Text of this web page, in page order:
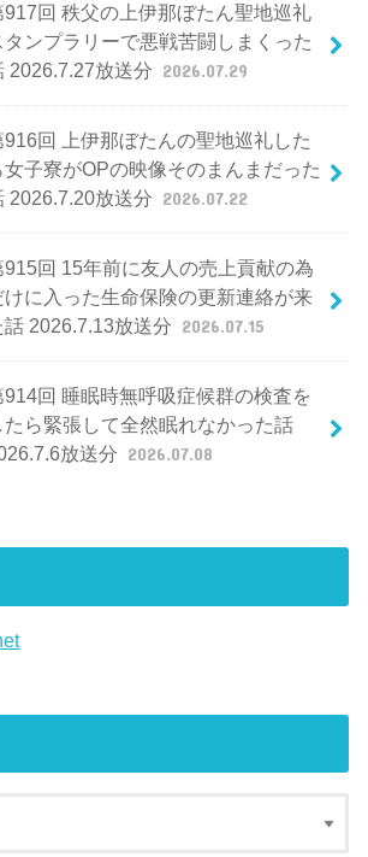
917回 秩父の上伊那ぼたん聖地巡礼
タンプラリーで悪戦苦闘しまくった
2026.7.27放送分 2026.07.29
916回 上伊那ぼたんの聖地巡礼した
女子寮がOPの映像そのまんまだった
2026.7.20放送分 2026.07.22
915回 15年前に友人の売上貢献の為
けに入った生命保険の更新連絡が来
話 2026.7.13放送分 2026.07.15
914回 睡眠時無呼吸症候群の検査を
たら緊張して全然眠れなかった話
放送分 2026.07.08